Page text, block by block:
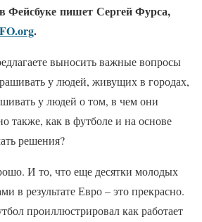
Фейсбуке пишет Сергей Фурса,
. ​​​​​​​
выносить важные вопросы
у людей, живущих в городах,
у людей о том, в чем они
также, как в футболе и на основе
решения?
И то, что еще десятки молодых
в результате Евро – это прекрасно.
проиллюстрировал как работает